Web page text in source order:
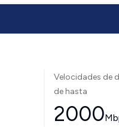
Velocidades de
de hasta
2000